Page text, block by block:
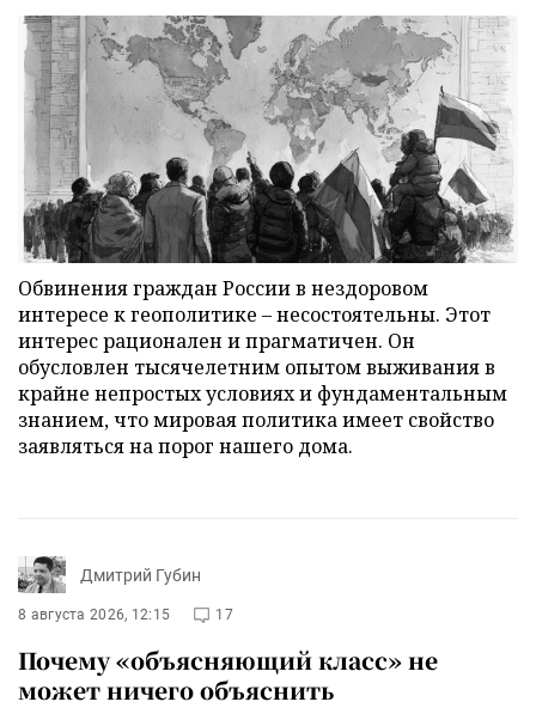
Обвинения граждан России в нездоровом
интересе к геополитике – несостоятельны. Этот
интерес рационален и прагматичен. Он
обусловлен тысячелетним опытом выживания в
крайне непростых условиях и фундаментальным
знанием, что мировая политика имеет свойство
заявляться на порог нашего дома.
Дмитрий Губин
8 августа 2026, 12:15 17
Почему «объясняющий класс» не
может ничего объяснить